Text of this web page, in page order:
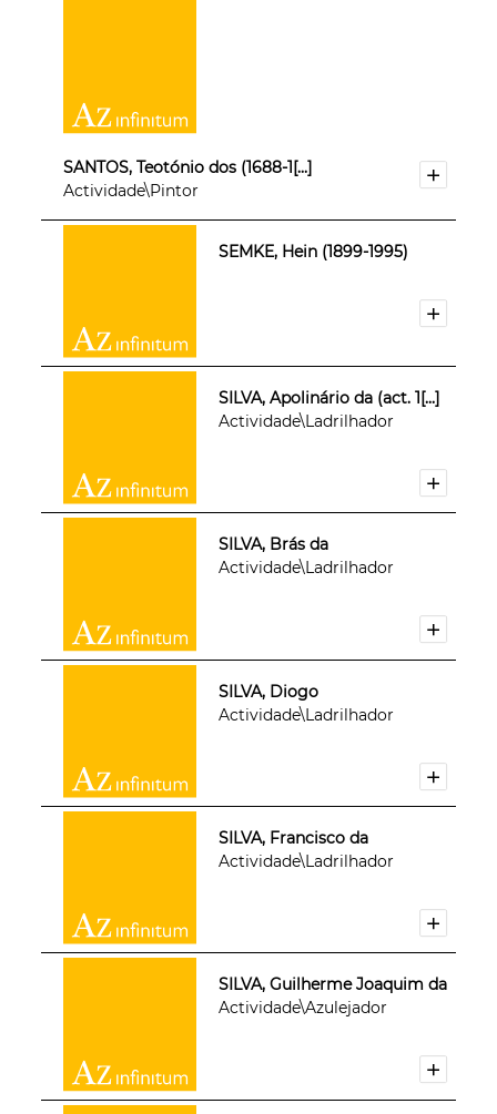
SANTOS, Teotónio dos (1688-1[...]
Actividade\Pintor
SEMKE, Hein (1899-1995)
SILVA, Apolinário da (act. 1[...]
Actividade\Ladrilhador
SILVA, Brás da
Actividade\Ladrilhador
SILVA, Diogo
Actividade\Ladrilhador
SILVA, Francisco da
Actividade\Ladrilhador
SILVA, Guilherme Joaquim da
Actividade\Azulejador